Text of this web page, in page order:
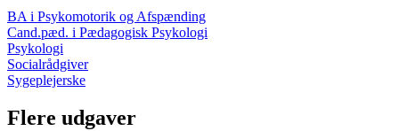
BA i Psykomotorik og Afspænding
Cand.pæd. i Pædagogisk Psykologi
Psykologi
Socialrådgiver
Sygeplejerske
Flere udgaver